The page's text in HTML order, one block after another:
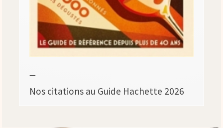
—
Nos citations au Guide Hachette 2026